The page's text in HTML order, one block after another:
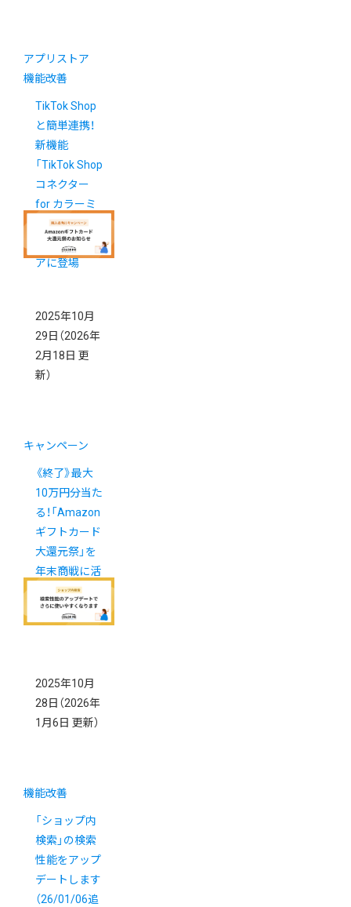
アプリストア
機能改善
TikTok Shop
と簡単連携！
新機能
「TikTok Shop
コネクター
for カラーミ
ーショップ」
がアプリスト
アに登場
2025年10月
29日 （2026年
2月18日 更
新）
キャンペーン
《終了》最大
10万円分当た
る！「Amazon
ギフトカード
大還元祭」を
年末商戦に活
用しましょう
2025年10月
28日 （2026年
1月6日 更新）
機能改善
「ショップ内
検索」の検索
性能をアップ
デートします
（26/01/06追